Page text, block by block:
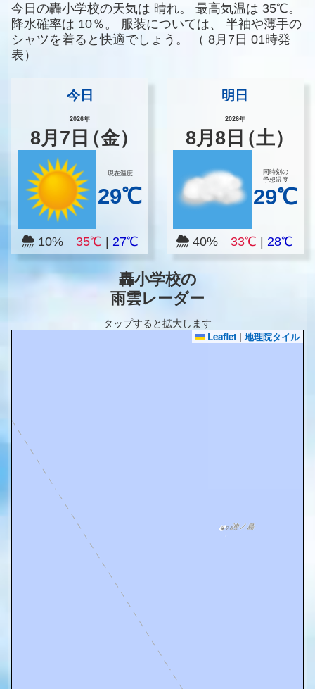
今日の轟小学校の天気は 晴れ。 最高気温は 35℃。
降水確率は 10％。 服装については、
半袖や薄手の
シャツを着ると快適でしょう。
（ 8月7日 01時発
表）
今日
2026年
8月 7 日（金）
現在温度
29℃
10% 35℃ 27℃
明日
2026年
8月8 日（土）
同時刻の
予想温度
29℃
40%33℃ |28℃
轟小学校の
雨雲レーダー
タップすると拡大します
Leaflet | 地理院タイル